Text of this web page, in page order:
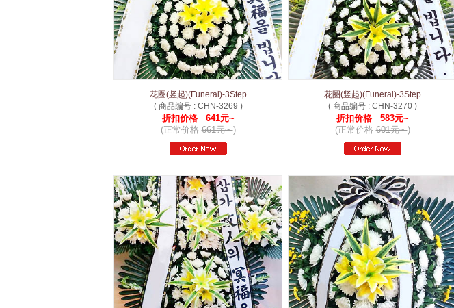
花圈(竖起)(Funeral)-3Step
( 商品编号 : CHN-3269 )
折扣价格 641元~
(正常价格661元~)
花圈(竖起)(Funeral)-3Step
( 商品编号 : CHN-3270 )
折扣价格 583元~
(正常价格601元~)